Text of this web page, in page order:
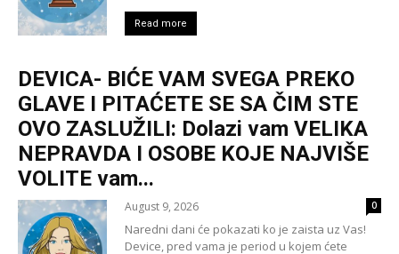
Read more
DEVICA- BIĆE VAM SVEGA PREKO
GLAVE I PITAĆETE SE SA ČIM STE
OVO ZASLUŽILI: Dolazi vam VELIKA
NEPRAVDA I OSOBE KOJE NAJVIŠE
VOLITE vam...
August 9, 2026 0
Naredni dani će pokazati ko je zaista uz Vas!
Device, pred vama je period u kojem ćete